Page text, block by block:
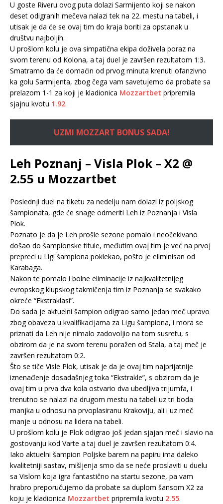
U goste Riveru ovog puta dolazi Sarmijento koji se nakon
deset odigranih mečeva nalazi tek na 22. mestu na tabeli, i
utisak je da će se ovaj tim do kraja boriti za opstanak u
društvu najboljih.
U prošlom kolu je ova simpatična ekipa doživela poraz na
svom terenu od Kolona, a taj duel je završen rezultatom 1:3.
Smatramo da će domaćin od prvog minuta krenuti ofanzivno
ka golu Sarmijenta, zbog čega vam savetujemo da probate sa
prelazom 1-1 za koji je kladionica Mozzartbet pripremila
sjajnu kvotu 1.92.
UZMI MOZZART BONUS SADA!
Leh Poznanj – Visla Plok – X2 @
2.55 u Mozzartbet
Poslednji duel na tiketu za nedelju nam dolazi iz poljskog
šampionata, gde će snage odmeriti Leh iz Poznanja i Visla
Plok.
Poznato je da je Leh prošle sezone pomalo i neočekivano
došao do šampionske titule, međutim ovaj tim je već na prvoj
prepreci u Ligi šampiona poklekao, pošto je eliminisan od
Karabaga.
Nakon te pomalo i bolne eliminacije iz najkvalitetnijeg
evropskog klupskog takmičenja tim iz Poznanja se svakako
okreće “Ekstraklasi”.
Do sada je aktuelni šampion odigrao samo jedan meč upravo
zbog obaveza u kvalifikacijama za Ligu šampiona, i mora se
priznati da Leh nije nimalo zadovoljio na tom susretu, s
obzirom da je na svom terenu poražen od Stala, a taj meč je
završen rezultatom 0:2.
Što se tiče Visle Plok, utisak je da je ovaj tim najprijatnije
iznenađenje dosadašnjeg toka “Ekstrakle”, s obzirom da je
ovaj tim u prva dva kola ostvario dva ubedljiva trijumfa, i
trenutno se nalazi na drugom mestu na tabeli uz tri boda
manjka u odnosu na prvoplasiranu Krakoviju, ali i uz meč
manje u odnosu na lidera na tabeli.
U prošlom kolu je Plok odigrao još jedan sjajan meč i slavio na
gostovanju kod Varte a taj duel je završen rezultatom 0:4.
Iako aktuelni šampion Poljske barem na papiru ima daleko
kvalitetniji sastav, mišljenja smo da se neće proslaviti u duelu
sa Vislom koja igra fantastično na startu sezone, pa vam
hrabro preporučujemo da probate sa duplom šansom X2 za
koju je kladionica Mozzartbet pripremila kvotu 2.55.